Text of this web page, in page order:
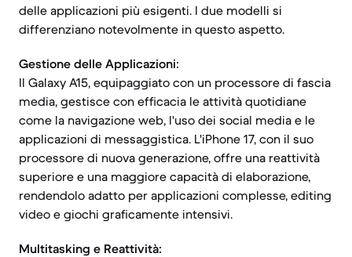
delle applicazioni più esigenti. I due modelli si
differenziano notevolmente in questo aspetto.
Gestione delle Applicazioni:
Il Galaxy A15, equipaggiato con un processore di fascia
media, gestisce con efficacia le attività quotidiane
come la navigazione web, l'uso dei social media e le
applicazioni di messaggistica. L'iPhone 17, con il suo
processore di nuova generazione, offre una reattività
superiore e una maggiore capacità di elaborazione,
rendendolo adatto per applicazioni complesse, editing
video e giochi graficamente intensivi.
Multitasking e Reattività: